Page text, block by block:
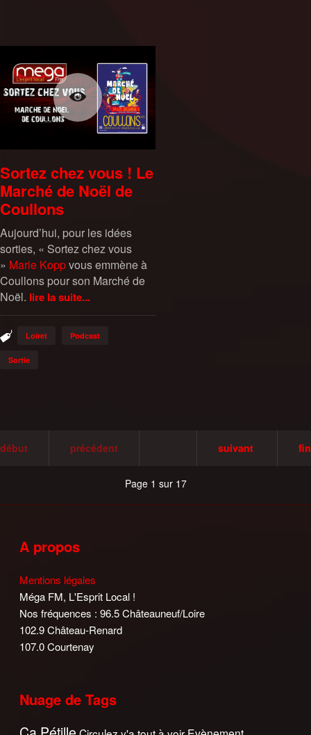
Sortez chez vous ! Le
Marché de Noël de
Coullons
Aujourd’hui, pour les idées
sorties, « Sortez chez vous
» Marie Koppvous emmène à
Coullons pour son Marché de
Noël. lire la suite...
Loiret Podcast
Sortie
début précédent suivant fin
Page 1 sur 17
A propos
Mentions légales
Méga FM, L'Esprit Local !
Nos fréquences : 96.5 Châteauneuf/Loire
102.9 Château-Renard
107.0 Courtenay
Nuage de Tags